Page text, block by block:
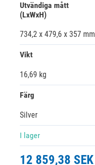
Utvändiga mått
(LxWxH)
734,2 x 479,6 x 357 mm
Vikt
16,69 kg
Färg
Silver
I lager
12 859,38 SEK